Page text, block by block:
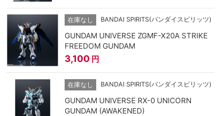
在庫なし BANDAI SPIRITS(バンダイスピリッツ)
GUNDAM UNIVERSE ZGMF-X20A STRIKE
FREEDOM GUNDAM
3,100 円
在庫なし BANDAI SPIRITS(バンダイスピリッツ)
GUNDAM UNIVERSE RX-0 UNICORN
GUNDAM (AWAKENED)